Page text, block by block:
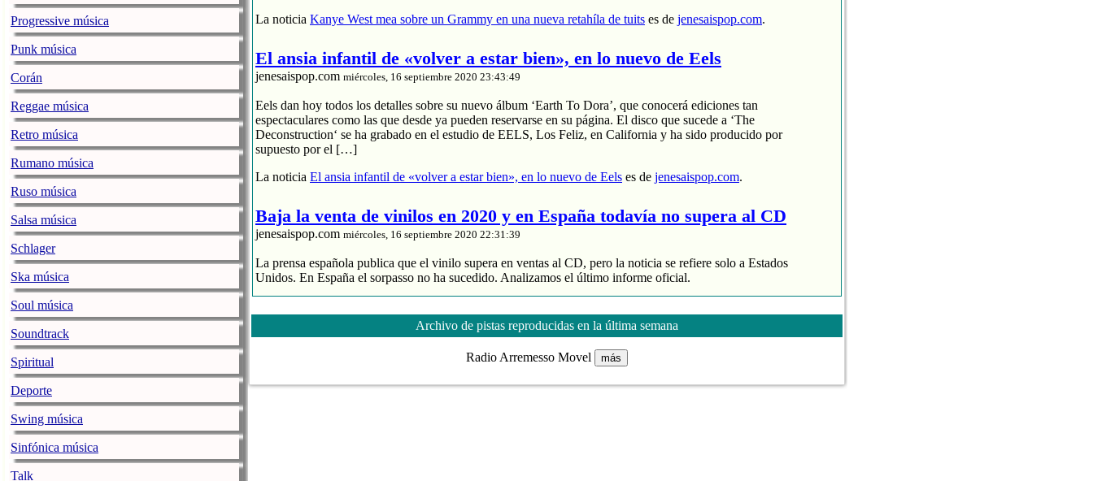
Progressive música
Punk música
Corán
Reggae música
Retro música
Rumano música
Ruso música
Salsa música
Schlager
Ska música
Soul música
Soundtrack
Spiritual
Deporte
Swing música
Sinfónica música
Talk
La noticia Kanye West mea sobre un Grammy en una nueva retahíla de tuits es de jenesaispop.com.
El ansia infantil de «volver a estar bien», en lo nuevo de Eels
jenesaispop.com miércoles, 16 septiembre 2020 23:43:49
Eels dan hoy todos los detalles sobre su nuevo álbum ‘Earth To Dora’, que conocerá ediciones tan
espectaculares como las que desde ya pueden reservarse en su página. El disco que sucede a ‘The
Deconstruction‘ se ha grabado en el estudio de EELS, Los Feliz, en California y ha sido producido por
supuesto por el […]
La noticia El ansia infantil de «volver a estar bien», en lo nuevo de Eels es de jenesaispop.com.
Baja la venta de vinilos en 2020 y en España todavía no supera al CD
jenesaispop.com miércoles, 16 septiembre 2020 22:31:39
La prensa española publica que el vinilo supera en ventas al CD, pero la noticia se refiere solo a Estados
Unidos. En España el sorpasso no ha sucedido. Analizamos el último informe oficial.
El CD se hunde y divide entre 2 sus ventas
La industria de música grabada sube un 4% en España
Baja la venta de vinilos en 2020 y en España todavía no supera al CD
Archivo de pistas reproducidas en la última semana
Radio Arremesso Movel más